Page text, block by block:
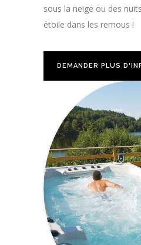
sous la neige ou des
étoile dans les remous !
DEMANDER PLUS